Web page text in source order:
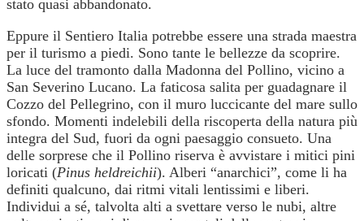
stato quasi abbandonato.
Eppure il Sentiero Italia potrebbe essere una strada maestra
per il turismo a piedi. Sono tante le bellezze da scoprire.
La luce del tramonto dalla Madonna del Pollino, vicino a
San Severino Lucano. La faticosa salita per guadagnare il
Cozzo del Pellegrino, con il muro luccicante del mare sullo
sfondo. Momenti indelebili della riscoperta della natura più
integra del Sud, fuori da ogni paesaggio consueto. Una
delle sorprese che il Pollino riserva è avvistare i mitici pini
loricati (Pinus heldreichii). Alberi “anarchici”, come li ha
definiti qualcuno, dai ritmi vitali lentissimi e liberi.
Individui a sé, talvolta alti a svettare verso le nubi, altre